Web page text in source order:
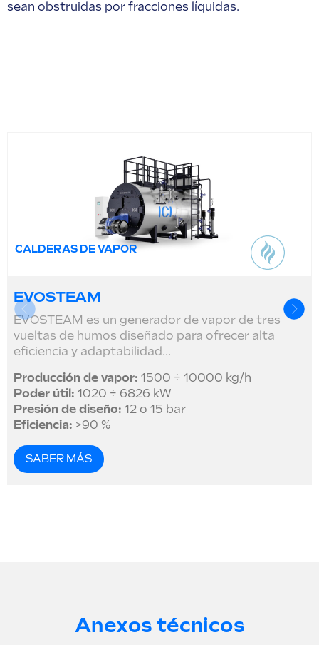
sean obstruidas por fracciones líquidas.
CALDERAS DE VAPOR
EVOSTEAM
EVOSTEAM es un generador de vapor de tres
vueltas de humos diseñado para ofrecer alta
eficiencia y adaptabilidad...
Producción de vapor: 1500 ÷ 10000 kg/h
Poder útil: 1020 ÷ 6826 kW
Presión de diseño: 12 o 15 bar
Eficiencia: >90 %
SABER MÁS
Anexos técnicos